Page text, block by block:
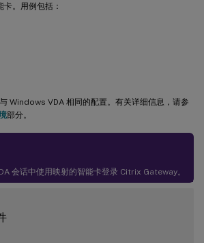
。用例包括：
Windows VDA 相同的配置。有关详细信息，请参
部分。
会话中使用映射的智能卡登录 Citrix Gateway。